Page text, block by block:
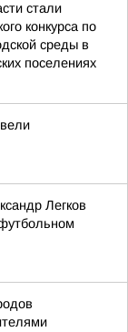
стали
конкурса по
среды в
поселениях
Легков